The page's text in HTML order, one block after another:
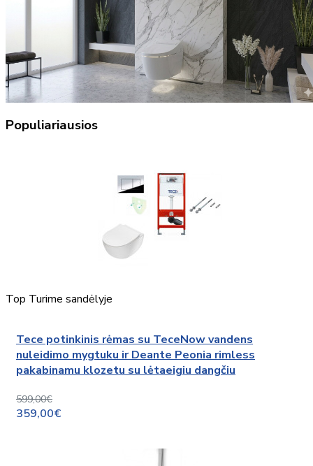
Populiariausios
Top Turime sandėlyje
Tece potinkinis rėmas su TeceNow vandens
nuleidimo mygtuku ir Deante Peonia rimless
pakabinamu klozetu su lėtaeigiu dangčiu
599,00€
359,00€